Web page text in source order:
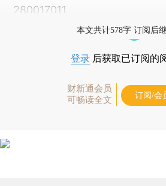
280017011。
本文共计578字 订阅后
登录 后获取已订阅的
财新通会员
可畅读全文
订阅/会